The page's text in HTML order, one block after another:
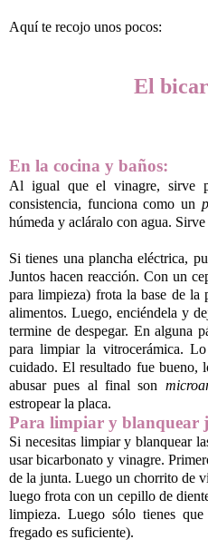
Aquí te recojo unos pocos:
El
En la cocina y baños:
Al igual que el vinagre, sirve
consistencia, funciona como un
húmeda y acláralo con agua.
Si tienes una plancha eléctrica,
Juntos hacen reacción. Con un
para limpieza) frota la base de la
alimentos. Luego, enciéndela y
termine de despegar. En alguna
para limpiar la vitrocerámica.
cuidado. El resultado fue bueno,
abusar pues al final son
estropear la placa.
Para limpiar y blanquear
Si necesitas limpiar y blanquear
usar bicarbonato y vinagre.
de la junta. Luego un chorrito de
luego frota con un cepillo de
limpieza. Luego sólo tienes
fregado es suficiente).